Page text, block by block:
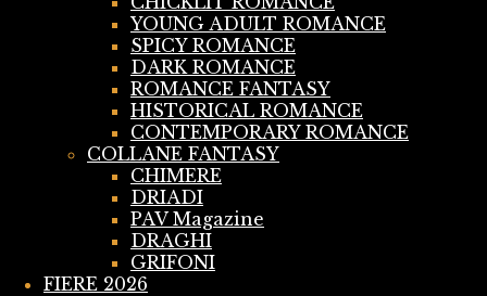
YOUNG ADULT ROMANCE
SPICY ROMANCE
DARK ROMANCE
ROMANCE FANTASY
HISTORICAL ROMANCE
CONTEMPORARY ROMANCE
COLLANE FANTASY
CHIMERE
DRIADI
PAV Magazine
DRAGHI
GRIFONI
FIERE 2026